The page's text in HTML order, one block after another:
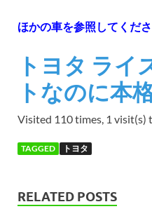
ほかの車を参照してくだ
トヨタ ライ
トなのに本
Visited 110 times, 1 visit(s)
TAGGED トヨタ
RELATED POSTS